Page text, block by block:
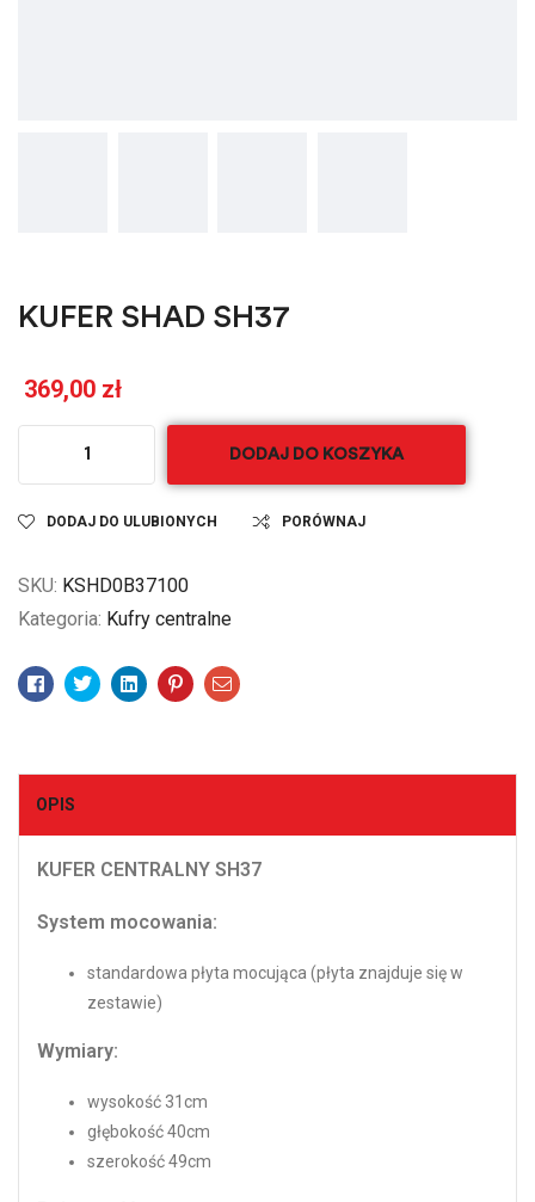
KUFER SHAD SH37
369,00 zł
DODAJ DO KOSZYKA
DODAJ DO ULUBIONYCH PORÓWNAJ
SKU: KSHD0B37100
Kategoria: Kufry centralne
Facebook
TwitterLinkedinPinterestEmail
OPIS
KUFER CENTRALNY SH37
System mocowania:
standardowa płyta mocująca (płyta znajduje się w
zestawie)
Wymiary:
wysokość 31cm
głębokość 40cm
szerokość 49cm